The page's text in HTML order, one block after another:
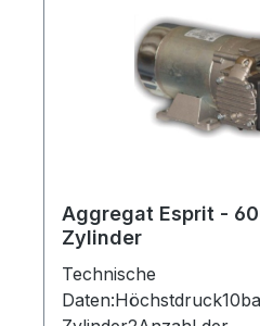
Aggregat Esprit -
Zylinder
Technische